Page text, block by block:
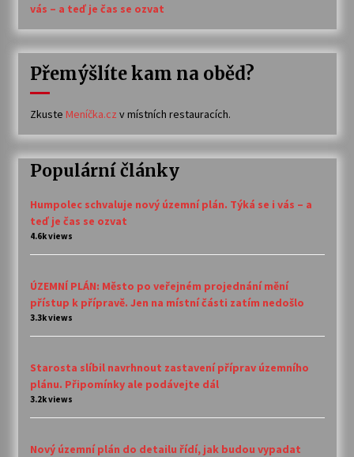
vás – a teď je čas se ozvat
Přemýšlíte kam na oběd?
Zkuste Meníčka.cz v místních restauracích.
Populární články
Humpolec schvaluje nový územní plán. Týká se i vás – a
teď je čas se ozvat
4.6k views
ÚZEMNÍ PLÁN: Město po veřejném projednání mění
přístup k přípravě. Jen na místní části zatím nedošlo
3.3k views
Starosta slíbil navrhnout zastavení příprav územního
plánu. Připomínky ale podávejte dál
3.2k views
Nový územní plán do detailu řídí, jak budou vypadat